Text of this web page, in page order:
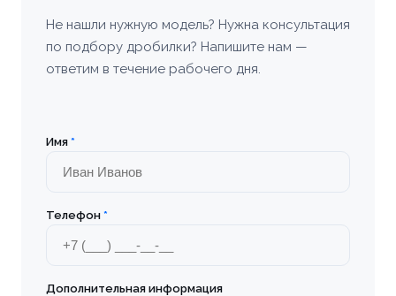
Не нашли нужную модель? Нужна консультация
по подбору дробилки? Напишите нам —
ответим в течение рабочего дня.
Имя *
Телефон *
Дополнительная информация